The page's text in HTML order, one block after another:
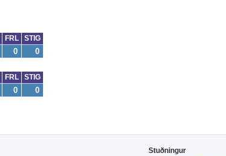
FRL STIG
0 0
FRL STIG
0 0
Stuðningur